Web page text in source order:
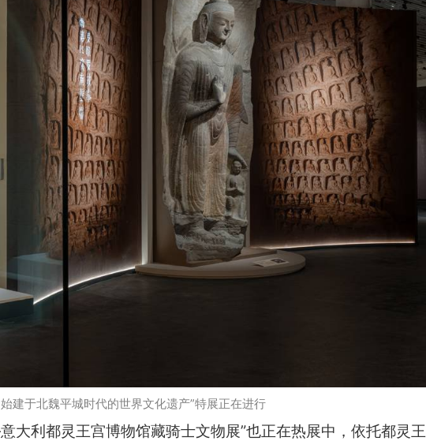
建于北魏平城时代的世界文化遗产”特展正在进行
利都灵王宫博物馆藏骑士文物展”也正在热展中，依托都灵王